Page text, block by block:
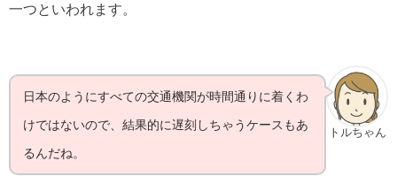
一つといわれます。
トルちゃん
日本のようにすべての交通機関が時間通りに着くわ
けではないので、結果的に遅刻しちゃうケースもあ
るんだね。